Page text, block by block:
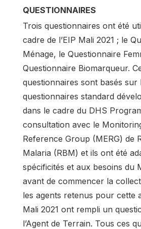
QUESTIONNAIRES
Trois questionnaires ont été
cadre de l’EIP Mali 2021 ; le
Ménage, le Questionnaire
Questionnaire Biomarqueur.
questionnaires sont basés sur
questionnaires standard
dans le cadre du DHS
consultation avec le
Reference Group (MERG) de
Malaria (RBM) et ils ont été
spécificités et aux besoins du
avant de commencer la
les agents retenus pour cette
Mali 2021 ont rempli un
l’Agent de Terrain. Tous ces